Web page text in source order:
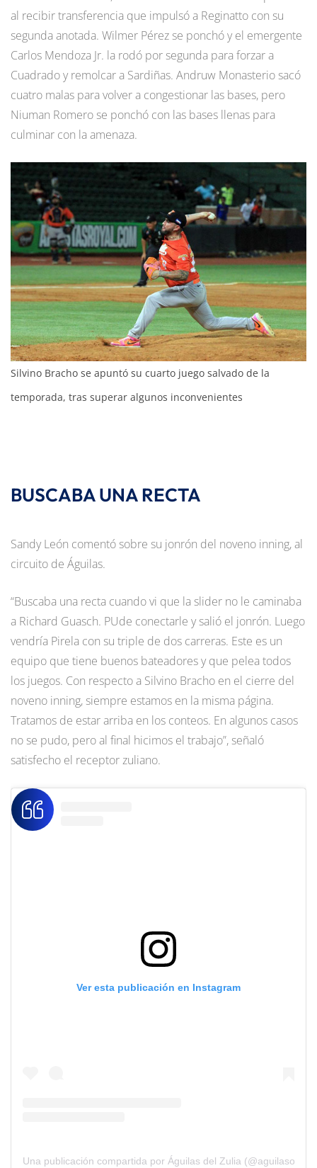
al recibir transferencia que impulsó a Reginatto con su
segunda anotada. Wilmer Pérez se ponchó y el emergente
Carlos Mendoza Jr. la rodó por segunda para forzar a
Cuadrado y remolcar a Sardiñas. Andruw Monasterio sacó
cuatro malas para volver a congestionar las bases, pero
Niuman Romero se ponchó con las bases llenas para
culminar con la amenaza.
Silvino Bracho se apuntó su cuarto juego salvado de la
temporada, tras superar algunos inconvenientes
BUSCABA UNA RECTA
Sandy León comentó sobre su jonrón del noveno inning, al
circuito de Águilas.
“Buscaba una recta cuando vi que la slider no le caminaba
a Richard Guasch. PUde conectarle y salió el jonrón. Luego
vendría Pirela con su triple de dos carreras. Este es un
equipo que tiene buenos bateadores y que pelea todos
los juegos. Con respecto a Silvino Bracho en el cierre del
noveno inning, siempre estamos en la misma página.
Tratamos de estar arriba en los conteos. En algunos casos
no se pudo, pero al final hicimos el trabajo”, señaló
satisfecho el receptor zuliano.
Ver esta publicación en Instagram
Una publicación compartida por Águilas del Zulia